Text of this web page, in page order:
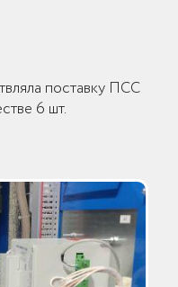
поставку ПСС
6 шт.